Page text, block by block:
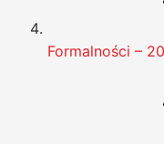
Formalności –